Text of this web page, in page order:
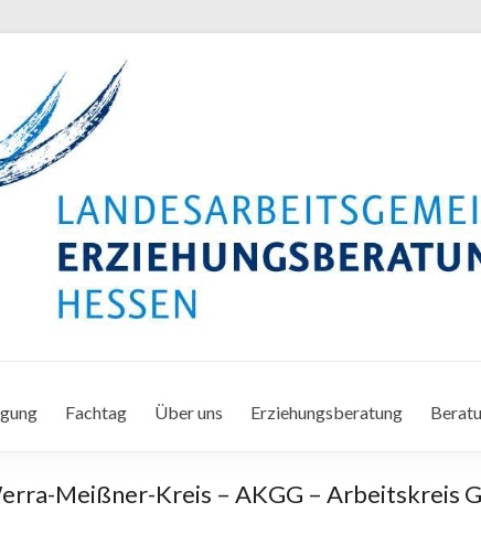
Fachtag Über uns Erziehungsberatung
Meißner-Kreis – AKGG – Arbeitskreis